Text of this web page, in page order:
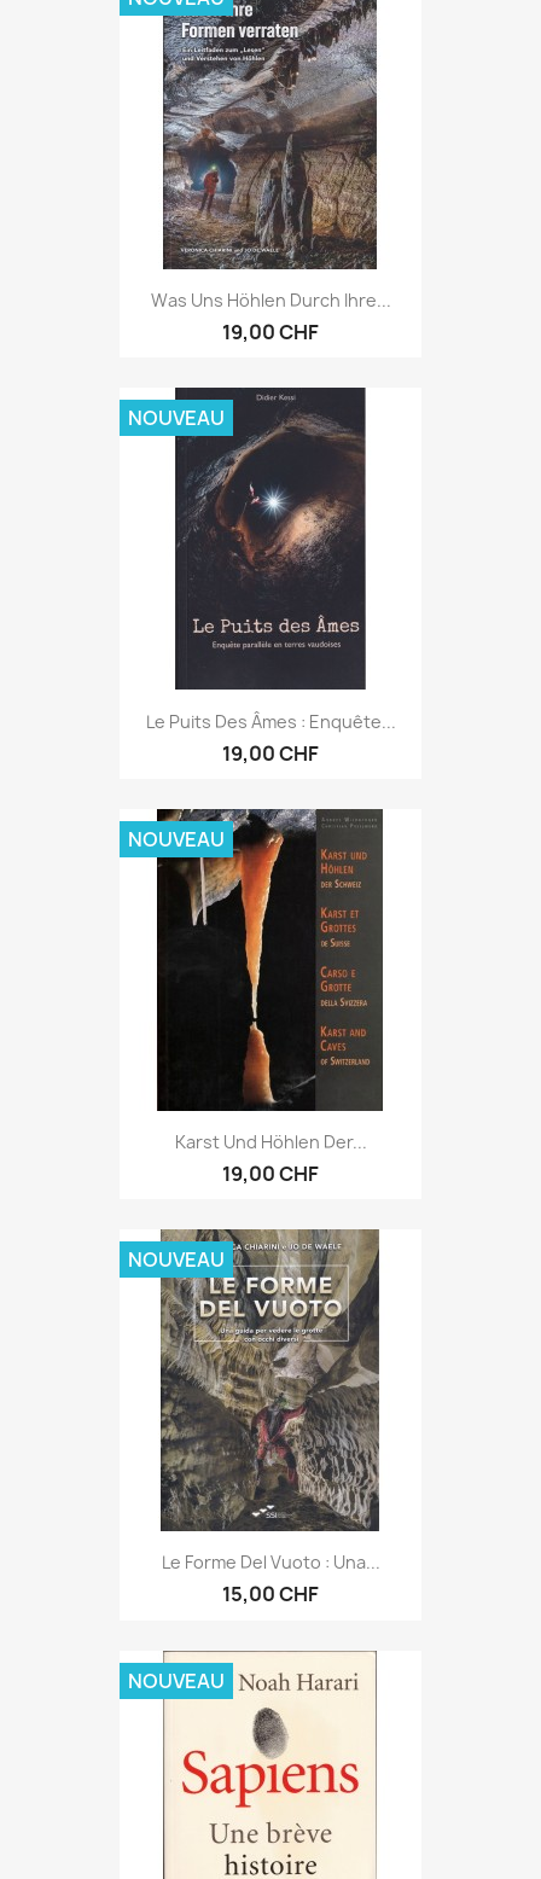
Was Uns Höhlen Durch Ihre...
19,00 CHF
Le Puits Des Âmes : Enquête...
19,00 CHF
NOUVEAU
Karst Und Höhlen Der...
19,00 CHF
NOUVEAU
Le Forme Del Vuoto : Una...
15,00 CHF
NOUVEAU
NOUVEAU